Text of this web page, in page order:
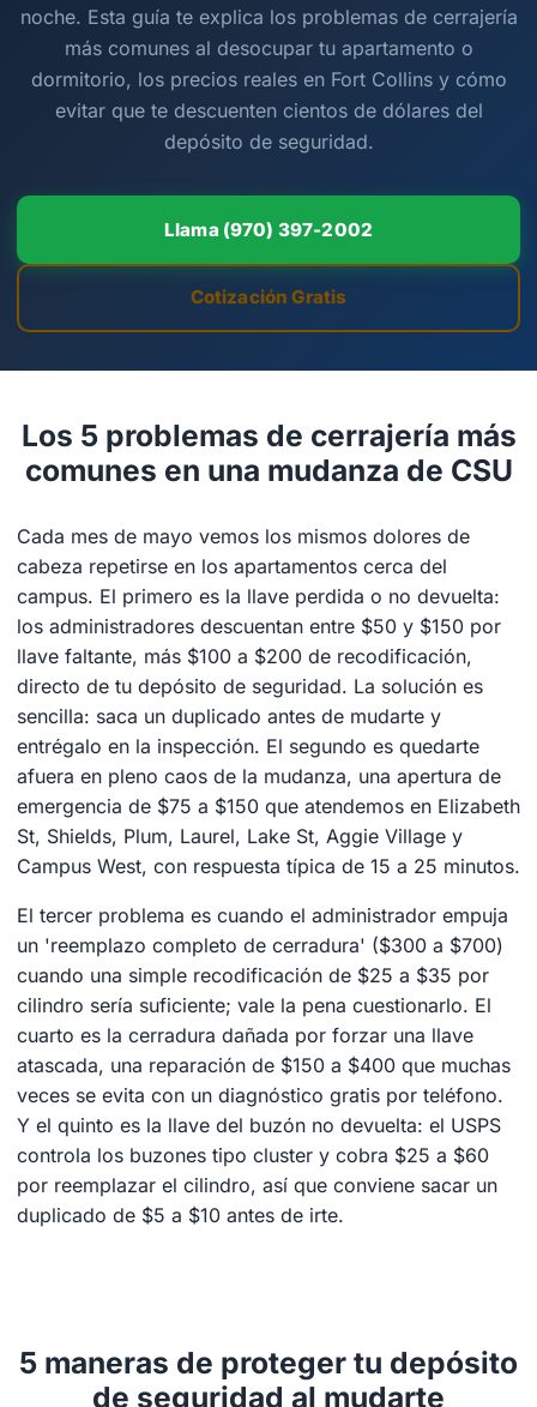
noche. Esta guía te explica los problemas de cerrajería
más comunes al desocupar tu apartamento o
dormitorio, los precios reales en Fort Collins y cómo
evitar que te descuenten cientos de dólares del
depósito de seguridad.
Llama (970) 397-2002
Cotización Gratis
Los 5 problemas de cerrajería más
comunes en una mudanza de CSU
Cada mes de mayo vemos los mismos dolores de
cabeza repetirse en los apartamentos cerca del
campus. El primero es la llave perdida o no devuelta:
los administradores descuentan entre $50 y $150 por
llave faltante, más $100 a $200 de recodificación,
directo de tu depósito de seguridad. La solución es
sencilla: saca un duplicado antes de mudarte y
entrégalo en la inspección. El segundo es quedarte
afuera en pleno caos de la mudanza, una apertura de
emergencia de $75 a $150 que atendemos en Elizabeth
St, Shields, Plum, Laurel, Lake St, Aggie Village y
Campus West, con respuesta típica de 15 a 25 minutos.
El tercer problema es cuando el administrador empuja
un 'reemplazo completo de cerradura' ($300 a $700)
cuando una simple recodificación de $25 a $35 por
cilindro sería suficiente; vale la pena cuestionarlo. El
cuarto es la cerradura dañada por forzar una llave
atascada, una reparación de $150 a $400 que muchas
veces se evita con un diagnóstico gratis por teléfono.
Y el quinto es la llave del buzón no devuelta: el USPS
controla los buzones tipo cluster y cobra $25 a $60
por reemplazar el cilindro, así que conviene sacar un
duplicado de $5 a $10 antes de irte.
5 maneras de proteger tu depósito
de seguridad al mudarte